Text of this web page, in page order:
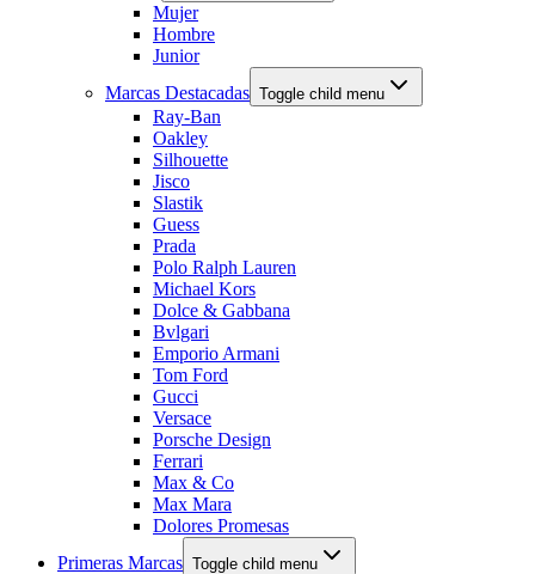
Mujer
Hombre
Junior
Marcas Destacadas Toggle child menu
Ray-Ban
Oakley
Silhouette
Jisco
Slastik
Guess
Prada
Polo Ralph Lauren
Michael Kors
Dolce & Gabbana
Bvlgari
Emporio Armani
Tom Ford
Gucci
Versace
Porsche Design
Ferrari
Max & Co
Max Mara
Dolores Promesas
Primeras Marcas Toggle child menu